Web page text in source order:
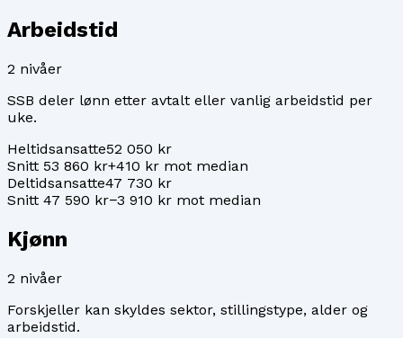
Arbeidstid
2 nivåer
SSB deler lønn etter avtalt eller vanlig arbeidstid per
uke.
Heltidsansatte52 050 kr
Snitt 53 860 kr+410 kr mot median
Deltidsansatte47 730 kr
Snitt 47 590 kr−3 910 kr mot median
Kjønn
2 nivåer
Forskjeller kan skyldes sektor, stillingstype, alder og
arbeidstid.